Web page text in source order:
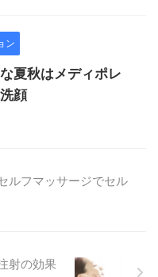
ン
夏秋はメディポレ
顔
ルフマッサージでセル
射の効果